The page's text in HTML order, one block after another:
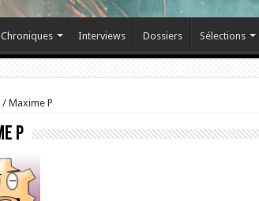
Chroniques Interviews Dossiers Sélections
/ Maxime P
P